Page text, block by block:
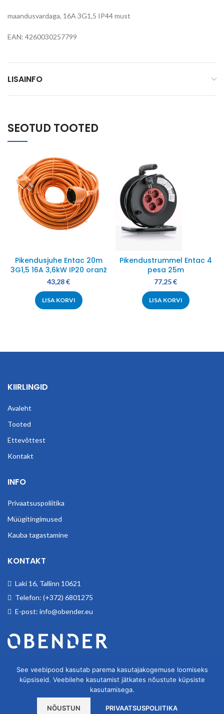
maandusvardaga, 16A 3G1,5 IP44 must
EAN: 4260030257799
LISAINFO
SEOTUD TOOTED
Pikendusjuhe Entac 20m
3G1,5 16A 3,6kW IP20 oranž
43,28€
LISA KORVI
Pikendustrummel Entac 4
pesa 25m
77,25€
LISA KORVI
KIIRLINGID
Avaleht
Tooted
Ettevõttest
Kontakt
INFO
Privaatsuspoliitika
Müügitingimused
Kauba tagastamine
KONTAKT
Laki 16, Tallinn 10621
Telefon: (+372) 6801275
E-post: info@obender.eu
OBENDER OÜ 2020
See veebipood kasutab parema kasutajakogemuse loomiseks
küpsiseid. Veebilehe kasutamist jätkates nõustute küpsiste
kasutamisega.
NÕUSTUN PRIVAATSUSPOLIITIKA